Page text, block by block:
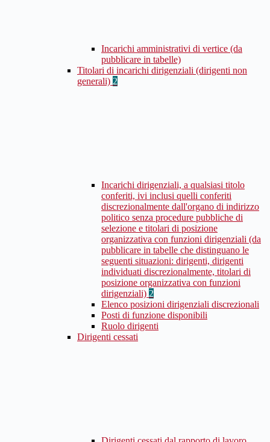
Incarichi amministrativi di vertice (da
pubblicare in tabelle)
Titolari di incarichi dirigenziali (dirigenti non
generali) 2
Incarichi dirigenziali, a qualsiasi titolo
conferiti, ivi inclusi quelli conferiti
discrezionalmente dall'organo di indirizzo
politico senza procedure pubbliche di
selezione e titolari di posizione
organizzativa con funzioni dirigenziali (da
pubblicare in tabelle che distinguano le
seguenti situazioni: dirigenti, dirigenti
individuati discrezionalmente, titolari di
posizione organizzativa con funzioni
dirigenziali) 2
Elenco posizioni dirigenziali discrezionali
Posti di funzione disponibili
Ruolo dirigenti
Dirigenti cessati